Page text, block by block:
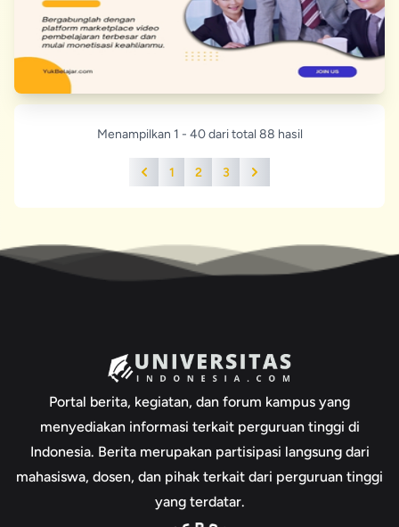
Menampilkan 1 - 40 dari total 88 hasil
Previous
1 2 3 Next
Portal berita, kegiatan, dan forum kampus yang
menyediakan informasi terkait perguruan tinggi di
Indonesia. Berita merupakan partisipasi langsung dari
mahasiswa, dosen, dan pihak terkait dari perguruan tinggi
yang terdatar.